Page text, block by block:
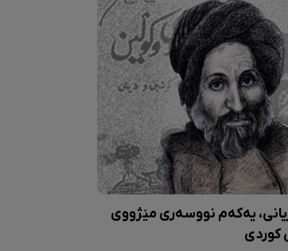
یەکەم نووسەری مێژووی
کوردی